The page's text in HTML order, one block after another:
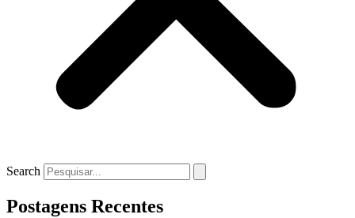
Search
Postagens Recentes